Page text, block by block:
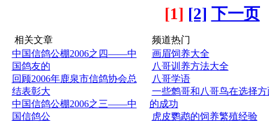
[1] [2] 下一页
相关文章
中国信鸽公棚2006之四——中
国鸽友的
回顾2006年鹿泉市信鸽协会总
结表彰大
中国信鸽公棚2006之三——中
国信鸽公
频道热门
画眉饲养大全
八哥训养方法大全
八哥学语
一些鹩哥和八哥鸟在选择方
的成功
虎皮鹦鹉的饲养繁殖经验